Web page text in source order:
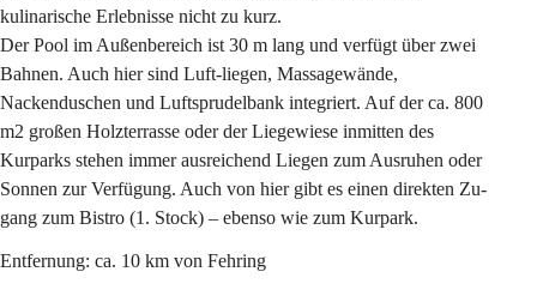
kulinarische Erlebnisse nicht zu kurz.
Der Pool im Außenbereich ist 30 m lang und verfügt über zwei
Bahnen. Auch hier sind Luft-liegen, Massagewände,
Nackenduschen und Luftsprudelbank integriert. Auf der ca. 800
m2 großen Holzterrasse oder der Liegewiese inmitten des
Kurparks stehen immer ausreichend Liegen zum Ausruhen oder
Sonnen zur Verfügung. Auch von hier gibt es einen direkten Zu-
gang zum Bistro (1. Stock) – ebenso wie zum Kurpark.
Entfernung: ca. 10 km von Fehring